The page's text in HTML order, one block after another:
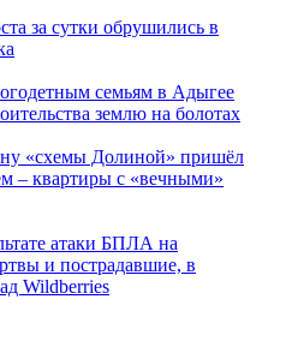
за сутки обрушились в
семьям в Адыгее
землю на болотах
«схемы Долиной» пришёл
– квартиры с «вечными»
атаки БПЛА на
и пострадавшие, в
Wildberries